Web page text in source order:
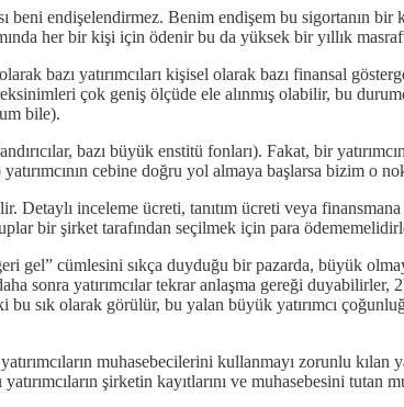
endişelendirmez. Benim endişem bu sigortanın bir
her bir kişi için ödenir bu da yüksek bir yıllık
bazı yatırımcıları kişisel olarak bazı finansal
çok geniş ölçüde ele alınmış olabilir, bu
bile).
bazı büyük enstitü fonları). Fakat, bir
cebine doğru yol almaya başlarsa bizim o
Detaylı inceleme ücreti, tanıtım ücreti veya
bir şirket tarafından seçilmek için para
gel” cümlesini sıkça duyduğu bir pazarda, büyük
sonra yatırımcılar tekrar anlaşma gereği duyabilirler,
bu sık olarak görülür, bu yalan büyük yatırımcı
muhasebecilerini kullanmayı zorunlu kılan
şirketin kayıtlarını ve muhasebesini tutan